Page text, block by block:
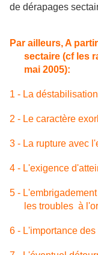
de dérapages
Par ailleurs, A
sectaire (cf les
mai 2005):
1 - La
2 - Le caractère
3 - La rupture avec
4 - L'exigence
5 -
les troubles à
6 - L'importance